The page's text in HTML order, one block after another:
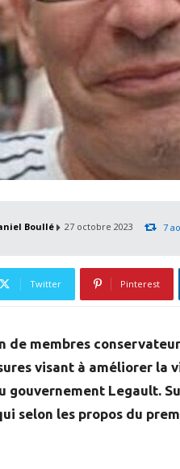
Boullé 27 octobre 2023 7
Twitter Pinterest
de membres
visant à améliorer
gouvernement Legault.
selon les propos du